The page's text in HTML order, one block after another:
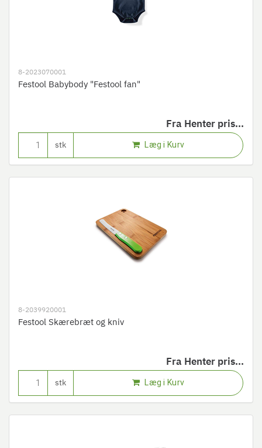
8-2023070001
Festool Babybody "Festool fan"
Fra Henter pris...
stk Læg i Kurv
8-2039920001
Festool Skærebræt og kniv
Fra Henter pris...
stk Læg i Kurv